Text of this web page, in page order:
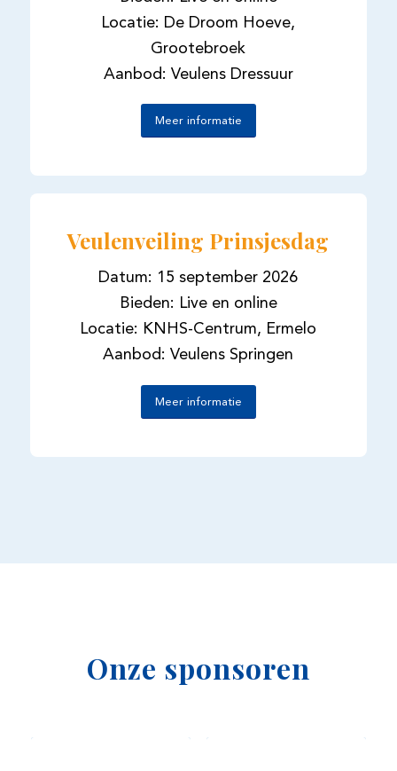
Locatie: De Droom Hoeve,
Grootebroek
Aanbod: Veulens Dressuur
Meer informatie
Veulenveiling Prinsjesdag
Datum: 15 september 2026
Bieden: Live en online
Locatie: KNHS-Centrum, Ermelo
Aanbod: Veulens Springen
Meer informatie
Onze sponsoren